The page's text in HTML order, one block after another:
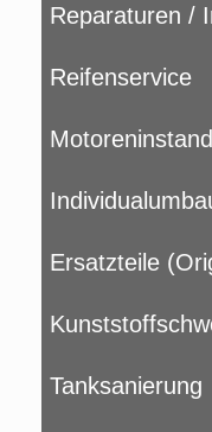
Reparaturen /
Reifenservice
Ersatzteile
Tanksanierung